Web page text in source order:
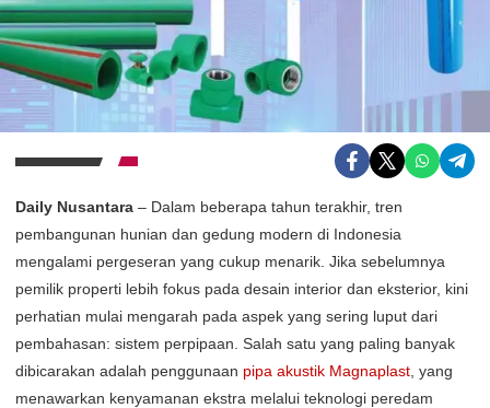
Daily Nusantara – Dalam beberapa tahun terakhir, tren
pembangunan hunian dan gedung modern di Indonesia
mengalami pergeseran yang cukup menarik. Jika sebelumnya
pemilik properti lebih fokus pada desain interior dan eksterior, kini
perhatian mulai mengarah pada aspek yang sering luput dari
pembahasan: sistem perpipaan. Salah satu yang paling banyak
dibicarakan adalah penggunaan pipa akustik Magnaplast , yang
menawarkan kenyamanan ekstra melalui teknologi peredam